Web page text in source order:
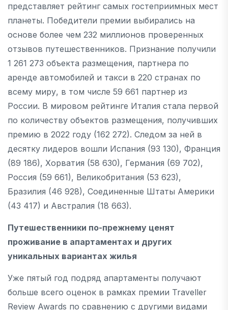
представляет рейтинг самых гостеприимных мест
планеты. Победители премии выбирались на
основе более чем 232 миллионов проверенных
отзывов путешественников. Признание получили
1 261 273 объекта размещения, партнера по
аренде автомобилей и такси в 220 странах по
всему миру, в том числе 59 661 партнер из
России. В мировом рейтинге Италия стала первой
по количеству объектов размещения, получивших
премию в 2022 году (162 272). Следом за ней в
десятку лидеров вошли Испания (93 130), Франция
(89 186), Хорватия (58 630), Германия (69 702),
Россия (59 661), Великобритания (53 623),
Бразилия (46 928), Соединенные Штаты Америки
(43 417) и Австралия (18 663).
Путешественники по-прежнему ценят
проживание в апартаментах и других
уникальных вариантах жилья
Уже пятый год подряд апартаменты получают
больше всего оценок в рамках премии Traveller
Review Awards по сравнению с другими видами